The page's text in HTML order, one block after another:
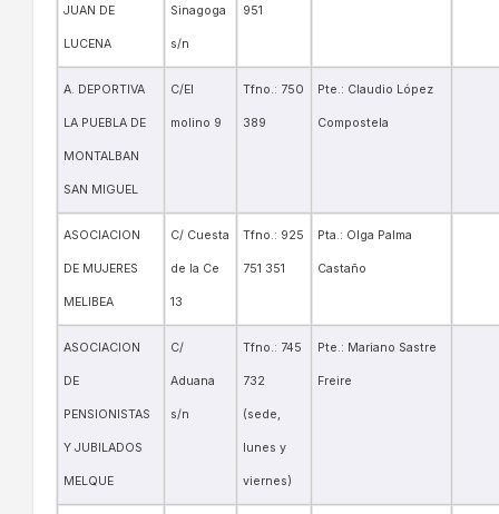
JUAN DE
LUCENA
Sinagoga
s/n
951
A. DEPORTIVA
LA PUEBLA DE
MONTALBAN
SAN MIGUEL
C/El
molino 9
Tfno.: 750
389
Pte.: Claudio López
Compostela
ASOCIACION
DE MUJERES
MELIBEA
C/ Cuesta
de la Ce
13
Tfno.: 925
751 351
Pta.: Olga Palma
Castaño
ASOCIACION
DE
PENSIONISTAS
Y JUBILADOS
MELQUE
C/
Aduana
s/n
Tfno.: 745
732
(sede,
lunes y
viernes)
Pte.: Mariano Sastre
Freire